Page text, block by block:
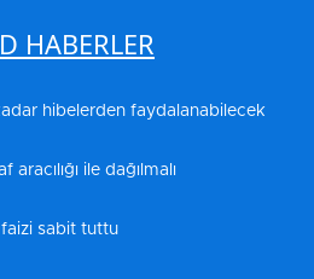
HABERLER
hibelerden faydalanabilecek
aracılığı ile dağılmalı
faizi sabit tuttu